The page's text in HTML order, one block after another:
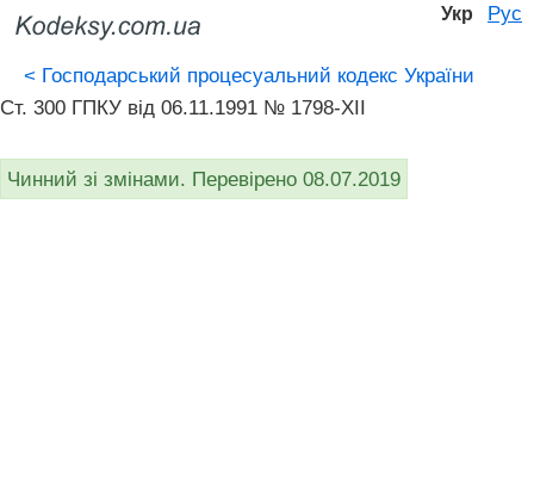
Укр Рус
< Господарський процесуальний кодекс України
Ст. 300 ГПКУ від 06.11.1991 № 1798-XII
Чинний зі змінами. Перевірено 08.07.2019